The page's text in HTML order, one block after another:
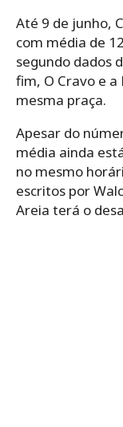
Até 9 de junho,
com média de
segundo dados
fim, O Cravo e
mesma praça.
Apesar do
média ainda
no mesmo
escritos por
Areia terá o